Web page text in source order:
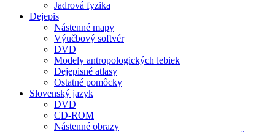
Jadrová fyzika
Dejepis
Nástenné mapy
Výučbový softvér
DVD
Modely antropologických lebiek
Dejepisné atlasy
Ostatné pomôcky
Slovenský jazyk
DVD
CD-ROM
Nástenné obrazy